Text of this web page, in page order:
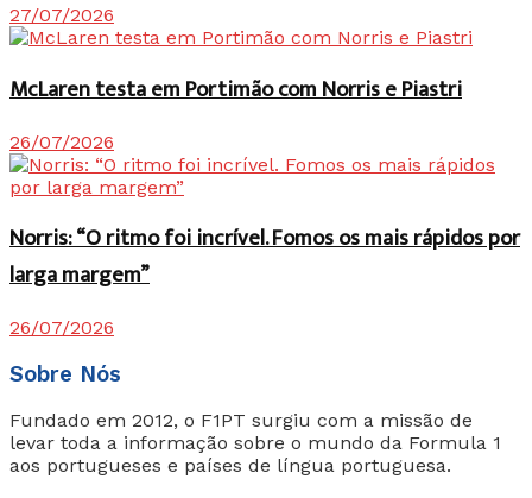
27/07/2026
McLaren testa em Portimão com Norris e Piastri
26/07/2026
Norris: “O ritmo foi incrível. Fomos os mais rápidos por
larga margem”
26/07/2026
Sobre Nós
Fundado em 2012, o F1PT surgiu com a missão de
levar toda a informação sobre o mundo da Formula 1
aos portugueses e países de língua portuguesa.